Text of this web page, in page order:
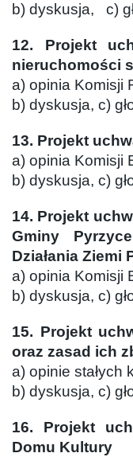
b) dyskusja, c)
12. Projekt
nieruchomości
a) opinia Komisji
b) dyskusja, c)
13. Projekt
a) opinia Komisji
b) dyskusja, c)
14. Projekt
Gminy
Działania Ziemi
a) opinia Komisji
b) dyskusja, c)
15. Projekt
oraz zasad ich
a) opinie stałych
b) dyskusja, c)
16. Projekt
Domu Kultury